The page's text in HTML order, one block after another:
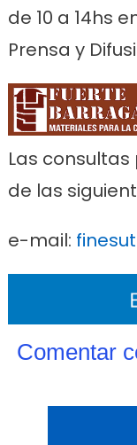
de 10 a 14hs
Prensa y
Las
de las
e-mail:
Comentar